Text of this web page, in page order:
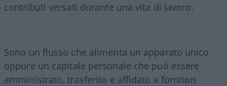
contributi versati durante una vita di lavoro.
Sono un flusso che alimenta un apparato unico
oppure un capitale personale che può essere
amministrato, trasferito e affidato a fornitori